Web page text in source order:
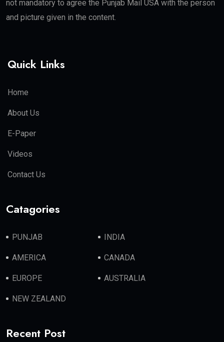
not mandatory to agree the Punjab Mail USA with the person
and picture given in the content.
Quick Links
Home
About Us
E-Paper
Videos
Contact Us
Catagories
PUNJAB INDIA
AMERICA CANADA
EUROPE AUSTRALIA
NEW ZEALAND
Recent Post